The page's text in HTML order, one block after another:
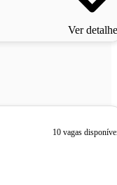
Ver
10 vagas